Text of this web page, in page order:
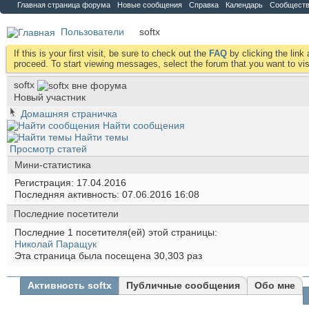
Главная страница форума Новые сообщения Справка Календарь
Пользователи softx
If this is your first visit, be sure to check out the FAQ by clicking the link
proceed. To start viewing messages, select the forum that you want to
softx
Новый участник
Домашняя страничка
Найти сообщения
Найти темы
Просмотр статей
Мини-статистика
Регистрация
17.04.2016
Последняя активность 07.06.2016 16:08
Последние посетители
Последние 1 посетителя(ей) этой страницы:
Николай Паращук
Эта страница была посещена 30,303 раз
Активность softx Публичные сообщения Обо мне